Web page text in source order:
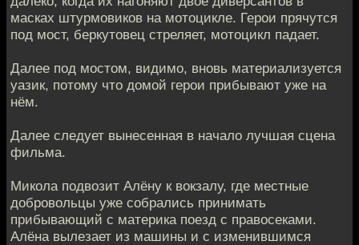
масках штурмовиков на мотоцикле. Герои прячутся
под мост, беркутовец стреляет, мотоцикл падает.
Далее под мостом, видимо, вновь материализуется
уазик, потому что домой герои прибывают уже на
нём.
Далее следует вынесенная в начало лучшая сцена
фильма.
Микола подвозит Алёну к вокзалу, где местные
добровольцы уже собрались принимать
прибывающий с материка поезд с правосеками.
Алёна вылезает из машины и с изменившимся